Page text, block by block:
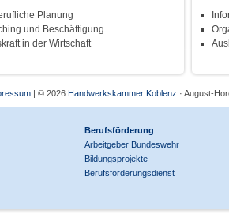
Planung
und Beschäftigung
in der Wirtschaft
| © 2026 Handwerkskammer Koblenz · August-
Berufsförderung
Arbeitgeber Bundeswehr
Bildungsprojekte
Berufsförderungsdienst